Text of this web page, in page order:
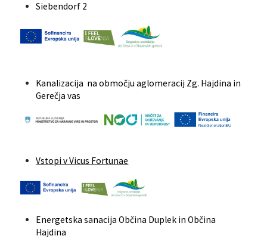
Siebendorf 2
Kanalizacija na območju aglomeracij Zg. Hajdina in
Gerečja vas
Vstopi v Vicus Fortunae
Energetska sanacija Občina Duplek in Občina
Hajdina